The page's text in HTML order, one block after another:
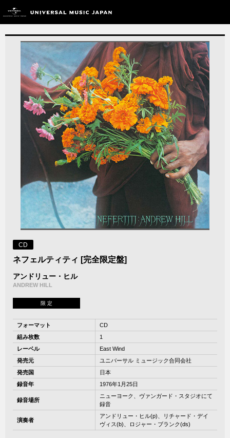
CD
ネフェルティティ [完全限定盤]
アンドリュー・ヒル
ANDREW HILL
限 定
フォーマット
CD
組み枚数
1
レーベル
East Wind
発売元
ユニバーサル ミュージック合同会社
発売国
日本
録音年
1976年1月25日
録音場所
ニューヨーク、ヴァンガード・スタジオにて
録音
演奏者
アンドリュー・ヒル(p)、リチャード・デイ
ヴィス(b)、ロジャー・ブランク(ds)